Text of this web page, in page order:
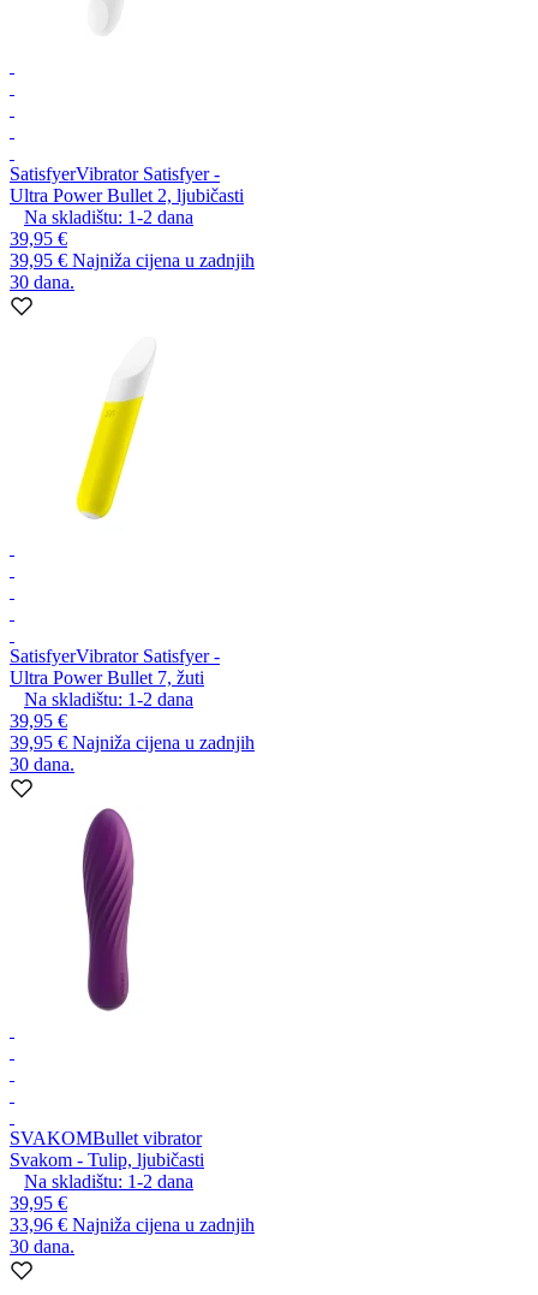
SatisfyerVibrator Satisfyer -
Ultra Power Bullet 2, ljubičasti
Na skladištu: 1-2 dana
39,95 €
39,95 € Najniža cijena u zadnjih
30 dana.
SatisfyerVibrator Satisfyer -
Ultra Power Bullet 7, žuti
Na skladištu: 1-2 dana
39,95 €
39,95 € Najniža cijena u zadnjih
30 dana.
SVAKOMBullet vibrator
Svakom - Tulip, ljubičasti
Na skladištu: 1-2 dana
39,95 €
33,96 € Najniža cijena u zadnjih
30 dana.